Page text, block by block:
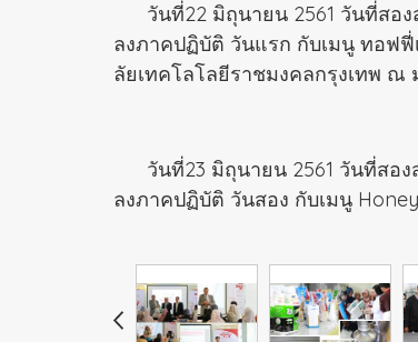
วันที่22 มิถุนายน 2561 วันที่สองส
ลงภาคปฏิบัติ วันแรก กับเมนู ทอฟ
ลัยเทคโลโลยีราชมงคลกรุงเทพ ณ
วันที่23 มิถุนายน 2561 วันที่สองส
ลงภาคปฏิบัติ วันสอง กับเมนู